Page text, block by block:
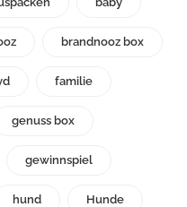
brandnooz box
familie
genuss box
gewinnspiel
hund Hunde